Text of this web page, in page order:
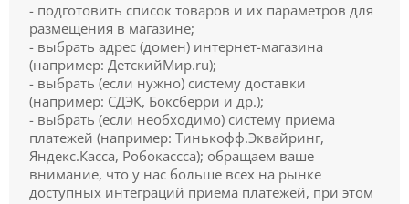
- подготовить список товаров и их параметров для
размещения в магазине;
- выбрать адрес (домен) интернет-магазина
(например: ДетскийМир.ru);
- выбрать (если нужно) систему доставки
(например: СДЭК, Боксберри и др.);
- выбрать (если необходимо) систему приема
платежей (например: Тинькофф.Эквайринг,
Яндекс.Касса, Робокассса); обращаем ваше
внимание, что у нас больше всех на рынке
доступных интеграций приема платежей, при этом